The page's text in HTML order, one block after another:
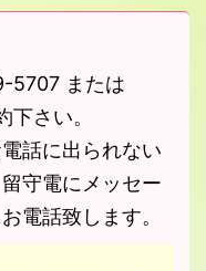
5707 または
さい。
話に出られない
守電にメッセー
電話致します。